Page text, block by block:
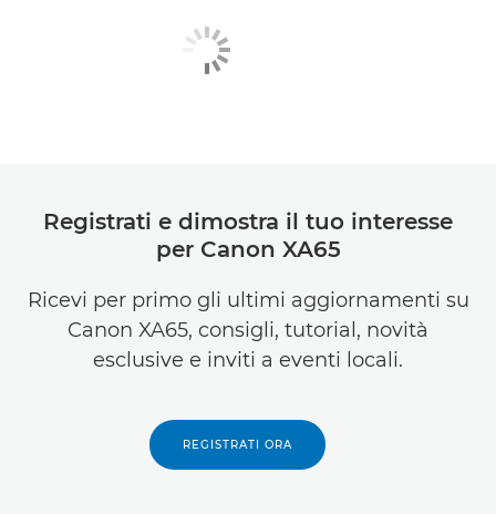
Registrati e dimostra il tuo interesse
per Canon XA65
Ricevi per primo gli ultimi aggiornamenti su
Canon XA65, consigli, tutorial, novità
esclusive e inviti a eventi locali.
REGISTRATI ORA